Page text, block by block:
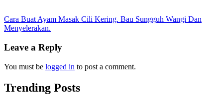
Post
navigation
Cara Buat Ayam Masak Cili Kering. Bau Sungguh Wangi Dan
Menyelerakan.
Leave a Reply
You must be logged in to post a comment.
Trending Posts